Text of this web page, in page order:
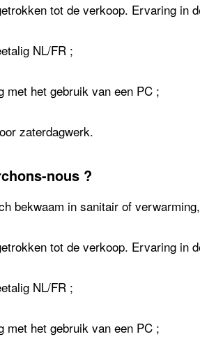
tot de verkoop. Ervaring in
NL/FR ;
met het gebruik van een PC ;
zaterdagwerk.
nous ?
bekwaam in sanitair of
tot de verkoop. Ervaring in
NL/FR ;
met het gebruik van een PC ;